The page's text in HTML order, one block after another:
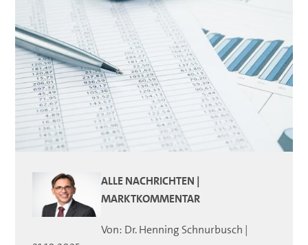
ALLE NACHRICHTEN |
MARKTKOMMENTAR
Von: Dr. Henning Schnurbusch |